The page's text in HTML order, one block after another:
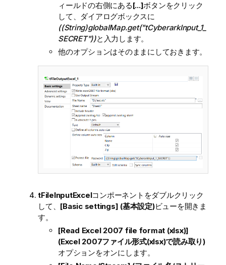
ィールドの右側にある[...]ボタンをクリック
して、ダイアログボックスに
((String)globalMap.get("tCyberarkInput_1_
SECRET"))と入力します。
他のオプションはそのままにしておきます。
tFileInputExcelコンポーネントをダブルクリック
して、 [Basic settings] (基本設定)ビューを開きま
す。
[Read Excel 2007 file format (xlsx)]
(Excel 2007ファイル形式(xlsx)で読み取り)
オプションをオンにします。